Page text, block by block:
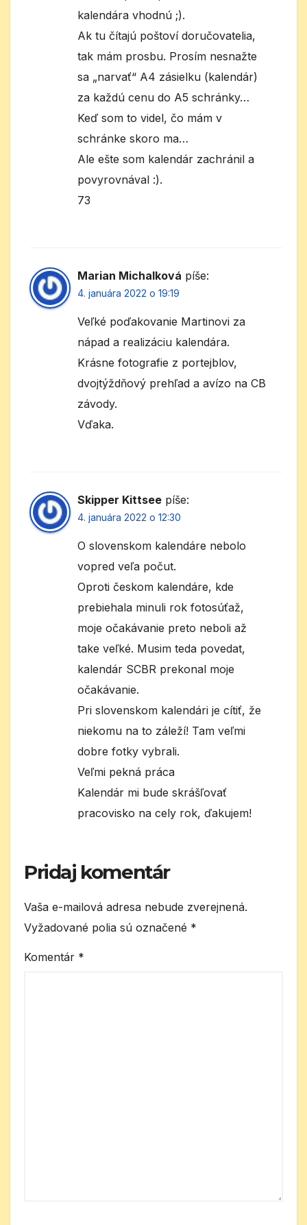
kalendára vhodnú ;).
Ak tu čítajú poštoví doručovatelia,
tak mám prosbu. Prosím nesnažte
sa „narvať“ A4 zásielku (kalendár)
za každú cenu do A5 schránky…
Keď som to videl, čo mám v
schránke skoro ma…
Ale ešte som kalendár zachránil a
povyrovnával :).
73
Marian Michalková píše:
4. januára 2022 o 19:19
Veľké poďakovanie Martinovi za
nápad a realizáciu kalendára.
Krásne fotografie z portejblov,
dvojtýždňový prehľad a avízo na CB
závody.
Vďaka.
Skipper Kittsee píše:
4. januára 2022 o 12:30
O slovenskom kalendáre nebolo
vopred veľa počut.
Oproti českom kalendáre, kde
prebiehala minuli rok fotosúťaž,
moje očakávanie preto neboli až
take veľké. Musim teda povedat,
kalendár SCBR prekonal moje
očakávanie.
Pri slovenskom kalendári je cítiť, že
niekomu na to záleží! Tam veľmi
dobre fotky vybrali.
Veľmi pekná práca
Kalendár mi bude skrášľovať
pracovisko na cely rok, ďakujem!
Pridaj komentár
Vaša e-mailová adresa nebude zverejnená.
Vyžadované polia sú označené *
Komentár *